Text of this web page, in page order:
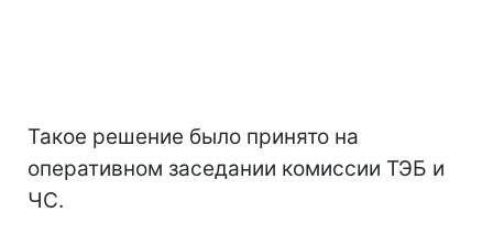
Такое решение было принято на
оперативном заседании комиссии ТЭБ и
ЧС.